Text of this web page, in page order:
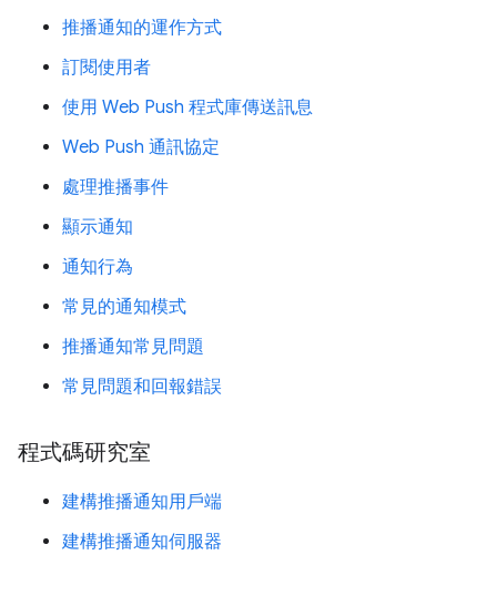
推播通知的運作方式
訂閱使用者
使用 Web Push 程式庫傳送訊息
Web Push 通訊協定
處理推播事件
顯示通知
通知行為
常見的通知模式
推播通知常見問題
常見問題和回報錯誤
程式碼研究室
建構推播通知用戶端
建構推播通知伺服器